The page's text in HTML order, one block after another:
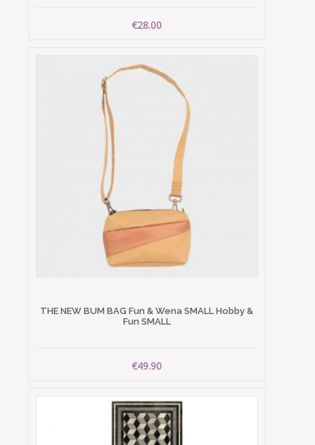
€28.00
THE NEW BUM BAG Fun & Wena SMALL Hobby &
Fun SMALL
€49.90